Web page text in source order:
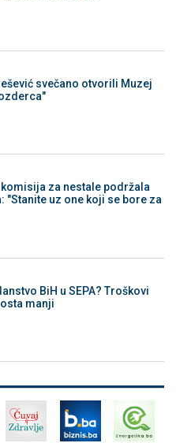
svečano otvorili Muzej
za nestale podržala
"Stanite uz one koji se bore za
BiH u SEPA? Troškovi
manji